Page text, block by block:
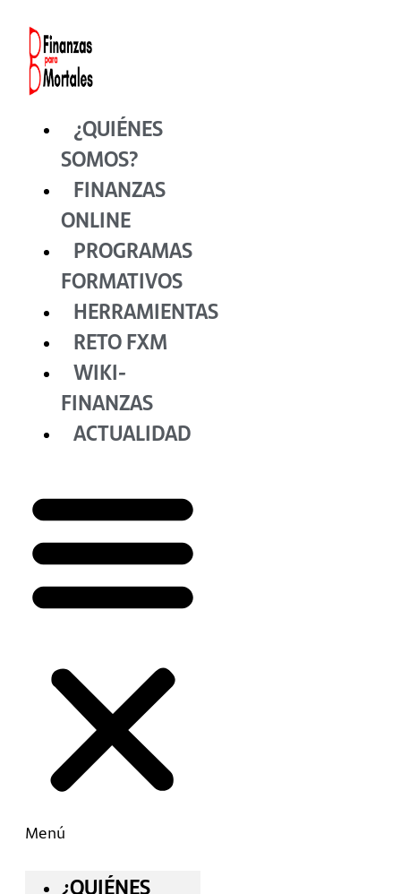
contenido
¿QUIÉNES
SOMOS?
FINANZAS
ONLINE
PROGRAMAS
FORMATIVOS
HERRAMIENTAS
RETO FXM
WIKI-
FINANZAS
ACTUALIDAD
Menú
¿QUIÉNES